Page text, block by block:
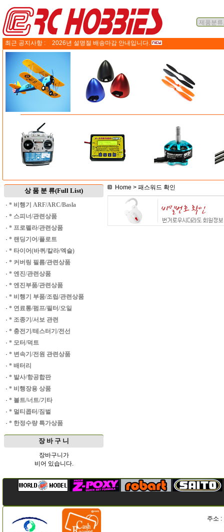
최근 공지사항 : 2026년 설명절 배송마감 안내입니다.
상 품 분 류(Full List)
· * 비행기 ARF/ARC/Basla
· * 스피너/관련상품
· * 프로펠라/관련상품
· * 랜딩기어/플로트
· * 타이어(바퀴/칼라/엑슬)
· * 커버링 필름/관련상품
· * 엔진/관련상품
· * 엔진부품/관련상품
· * 비행기 부품/조립/관련상품
· * 연료통/펌프/필터/오일
· * 조종기/서보 관련
· * 충전기/테스터기/전선
· * 모터/덕트
· * 변속기/전원 관련상품
· * 배터리
· * 발사/항공합판
· * 비행장용 상품
· * 볼트/너트/기타
· * 멀티콥터/짐벌
· * 한정수량 특가상품
장 바 구 니
장바구니가
비어 있습니다.
Home > 패스워드 확인
주소